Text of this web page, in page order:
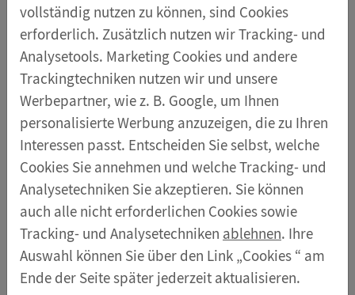
vollständig nutzen zu können, sind Cookies
erforderlich. Zusätzlich nutzen wir Tracking- und
Analysetools. Marketing Cookies und andere
Trackingtechniken nutzen wir und unsere
Werbepartner, wie z. B. Google, um Ihnen
personalisierte Werbung anzuzeigen, die zu Ihren
Interessen passt. Entscheiden Sie selbst, welche
Cookies Sie annehmen und welche Tracking- und
Analysetechniken Sie akzeptieren. Sie können
auch alle nicht erforderlichen Cookies sowie
Tracking- und Analysetechniken ablehnen. Ihre
Auswahl können Sie über den Link „Cookies “ am
Ende der Seite später jederzeit aktualisieren.
Pulvertrichter, PP, 80 mm
Polypropylen.